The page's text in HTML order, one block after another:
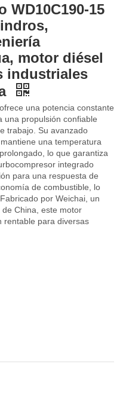
WD10C190-15
motor diésel
industriales
una potencia constante
una propulsión confiable
trabajo. Su avanzado
una temperatura
lo que garantiza
integrado
para una respuesta de
de combustible, lo
por Weichai, un
China, este motor
rentable para diversas